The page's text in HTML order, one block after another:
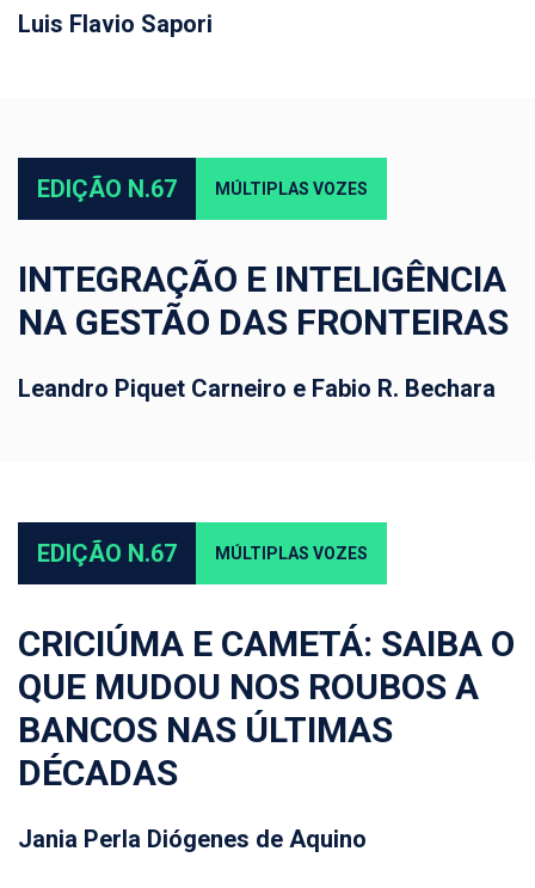
Luis Flavio Sapori
EDIÇÃO N.67 MÚLTIPLAS VOZES
INTEGRAÇÃO E INTELIGÊNCIA
NA GESTÃO DAS FRONTEIRAS
Leandro Piquet Carneiro e Fabio R. Bechara
EDIÇÃO N.67 MÚLTIPLAS VOZES
CRICIÚMA E CAMETÁ: SAIBA O
QUE MUDOU NOS ROUBOS A
BANCOS NAS ÚLTIMAS
DÉCADAS
Jania Perla Diógenes de Aquino